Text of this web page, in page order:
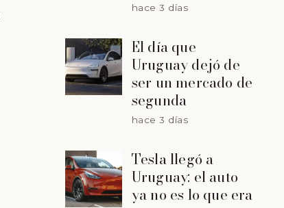
hace 3 días
El día que
Uruguay dejó de
ser un mercado de
segunda
hace 3 días
Tesla llegó a
Uruguay: el auto
ya no es lo que era